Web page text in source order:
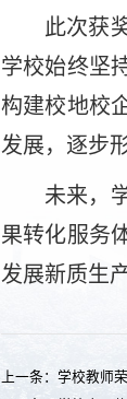
此次获
学校始终坚
构建校地校
发展，逐步
未来，
果转化服务
发展新质生
上一条： 学校教师